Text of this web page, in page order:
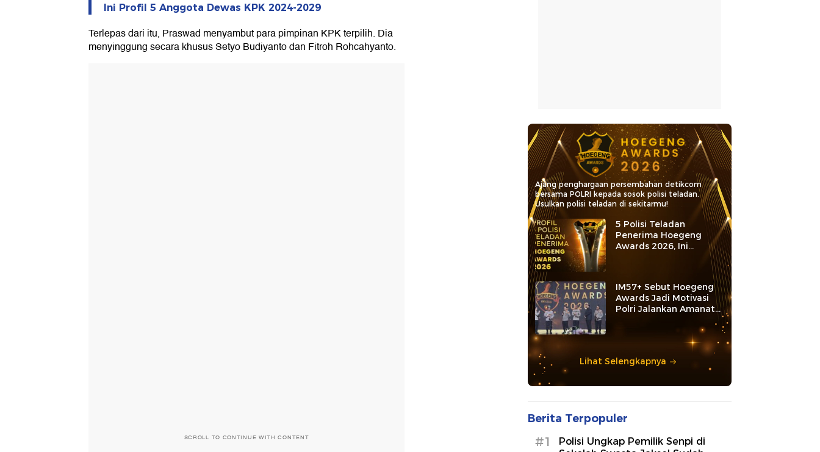
Ini Profil 5 Anggota Dewas KPK 2024-2029
Terlepas dari itu, Praswad menyambut para pimpinan KPK terpilih. Dia
menyinggung secara khusus Setyo Budiyanto dan Fitroh Rohcahyanto.
SCROLL TO CONTINUE WITH CONTENT
Ajang penghargaan persembahan detikcom
bersama POLRI kepada sosok polisi teladan.
Usulkan polisi teladan di sekitarmu!
5 Polisi Teladan
Penerima Hoegeng
Awards 2026, Ini
Kategori dan Kiprahnya
IM57+ Sebut Hoegeng
Awards Jadi Motivasi
Polri Jalankan Amanat
Lihat Selengkapnya
Berita Terpopuler
#1
Polisi Ungkap Pemilik Senpi di